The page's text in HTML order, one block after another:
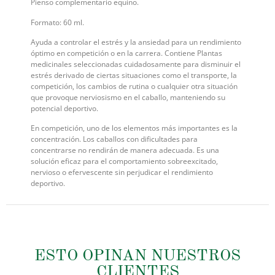
Pienso complementario equino.
Formato: 60 ml.
Ayuda a controlar el estrés y la ansiedad para un rendimiento
óptimo en competición o en la carrera. Contiene Plantas
medicinales seleccionadas cuidadosamente para disminuir el
estrés derivado de ciertas situaciones como el transporte, la
competición, los cambios de rutina o cualquier otra situación
que provoque nerviosismo en el caballo, manteniendo su
potencial deportivo.
En competición, uno de los elementos más importantes es la
concentración. Los caballos con dificultades para
concentrarse no rendirán de manera adecuada. Es una
solución eficaz para el comportamiento sobreexcitado,
nervioso o efervescente sin perjudicar el rendimiento
deportivo.
ESTO OPINAN NUESTROS